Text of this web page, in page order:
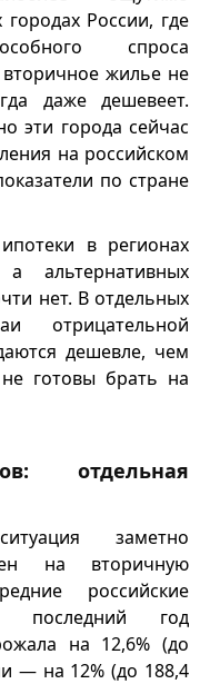
России, где
спроса
вторичное жилье не
даже дешевеет.
эти города сейчас
на российском
по стране
в регионах
альтернативных
нет. В отдельных
отрицательной
дешевле, чем
готовы брать на
отдельная
заметно
на вторичную
российские
последний год
на 12,6% (до
— на 12% (до 188,4